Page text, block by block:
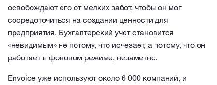
освобождают его от мелких забот, чтобы он мог
сосредоточиться на создании ценности для
предприятия. Бухгалтерский учет становится
«невидимым» не потому, что исчезает, а потому, что он
работает в фоновом режиме, незаметно.
Envoice уже используют около 6 000 компаний, и